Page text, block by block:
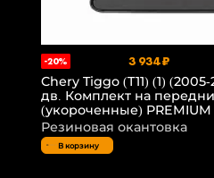
-20% 3 934 ₽
Chery Tiggo (T11) (1)
дв. Комплект на
(укороченные) PREMIUM
Резиновая окантовка
В корзину